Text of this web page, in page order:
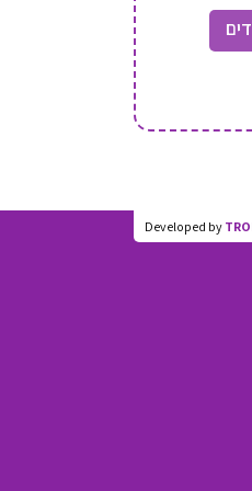
לדעת על לימודי חשמלאי
Developed by